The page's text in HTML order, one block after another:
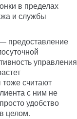
в пределах
и службы
предоставление
управления
считают
с ним не
удобство
целом.